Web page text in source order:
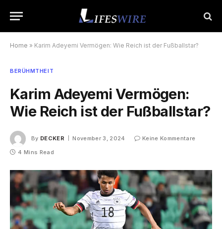
Home » Karim Adeyemi Vermögen: Wie Reich ist der Fußballstar?
BERÜHMTHEIT
Karim Adeyemi Vermögen:
Wie Reich ist der Fußballstar?
By DECKER November 3, 2024
Keine Kommentare
4 Mins Read